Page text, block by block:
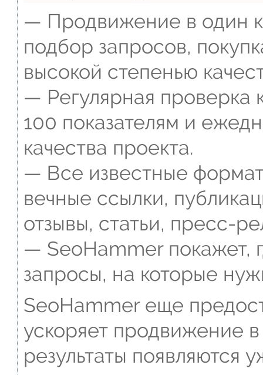
— Продвижение в один
подбор запросов,
высокой степенью
— Регулярная проверка
100 показателям и
качества проекта.
— Все известные
вечные ссылки,
отзывы, статьи, пресс-
— SeoHammer покажет,
запросы, на которые
SeoHammer еще
ускоряет продвижение
результаты появляются